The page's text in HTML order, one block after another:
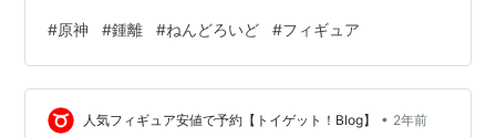
ズ】全高：約100mm(ノンスケール) 【素材】プラスチッ
ク 発売日 ２５年０５月未定 参考価格 7,500円(税込) 予
約・購入はこちらから ねんどろいど 原神 鍾離[グッドス
マイルカンパニー] こちらの記事が気に入ったらはてなID
#原神 #鍾離 #ねんどろいど #フィギュア
人気フィギュア安値で予約【トイゲット！Blog】 • 2年前